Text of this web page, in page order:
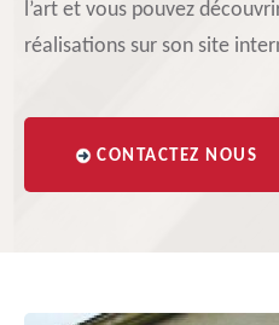
l’art et vous pouvez
réalisations sur son site
CONTACTEZ NOUS